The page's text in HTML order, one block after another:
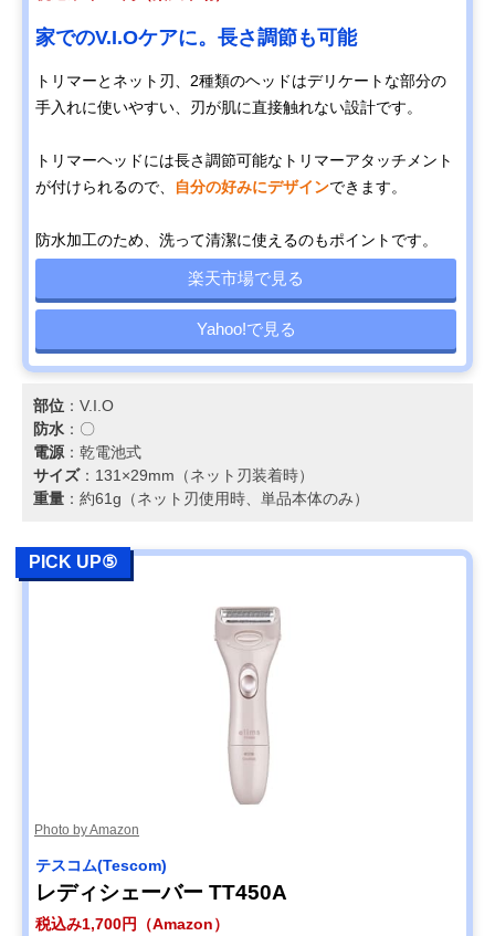
家でのV.I.Oケアに。長さ調節も可能
トリマーとネット刃、2種類のヘッドはデリケートな部分の
手入れに使いやすい、刃が肌に直接触れない設計です。
トリマーヘッドには長さ調節可能なトリマーアタッチメント
が付けられるので、
自分の好みにデザインできます。
防水加工のため、洗って清潔に使えるのもポイントです。
楽天市場で見る
Yahoo!で見る
部位 ：V.I.O
防水 ：〇
電源：乾電池式
サイズ：131×29mm（ネット刃装着時）
重量 ：約61g（ネット刃使用時、単品本体のみ）
PICK UP⑤
Photo by Amazon
テスコム(Tescom)
レディシェーバー TT450A
税込み1,700円（Amazon）